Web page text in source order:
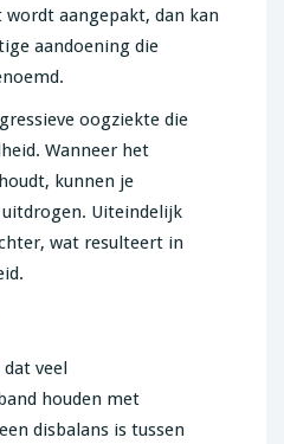
aangepakt, dan kan
aandoening die
oogziekte die
Wanneer het
kunnen je
Uiteindelijk
wat resulteert in
veel
houden met
disbalans is tussen